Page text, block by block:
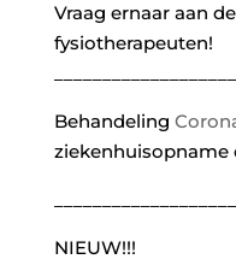
Vraag ernaar aan
fysiotherapeuten!
Behandeling
ziekenhuisopname
NIEUW!!!